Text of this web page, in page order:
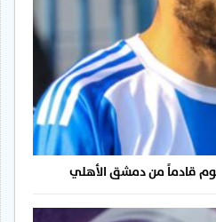
قادماً من دمشق الأهلي